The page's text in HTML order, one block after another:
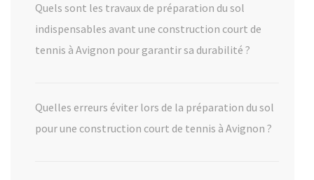
Quels sont les travaux de préparation du sol
indispensables avant une construction court de
tennis à Avignon pour garantir sa durabilité ?
Quelles erreurs éviter lors de la préparation du sol
pour une construction court de tennis à Avignon ?